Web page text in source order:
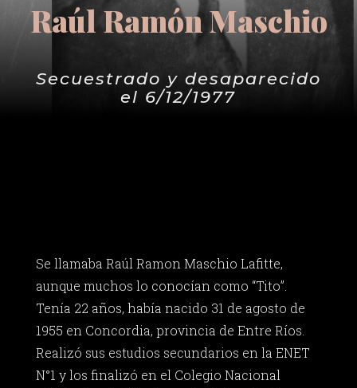
Raúl Ramón Maschio
Secuestrado y desaparecido
el 6/12/1977
Se llamaba Raúl Ramon Maschio Lafitte,
aunque muchos lo conocían como “Tito”.
Tenía 22 años, había nacido 31 de agosto de
1955 en Concordia, provincia de Entre Ríos.
Realizó sus estudios secundarios en la ENET
N°1 y los finalizó en el Colegio Nacional